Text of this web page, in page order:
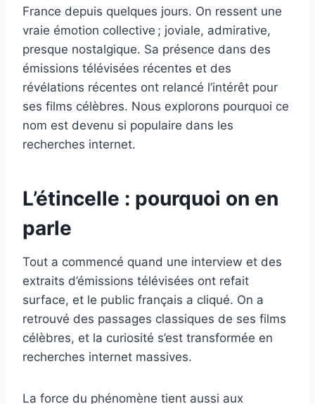
France depuis quelques jours. On ressent une
vraie émotion collective ; joviale, admirative,
presque nostalgique. Sa présence dans des
émissions télévisées récentes et des
révélations récentes ont relancé l’intérêt pour
ses films célèbres. Nous explorons pourquoi ce
nom est devenu si populaire dans les
recherches internet.
L’étincelle : pourquoi on en
parle
Tout a commencé quand une interview et des
extraits d’émissions télévisées ont refait
surface, et le public français a cliqué. On a
retrouvé des passages classiques de ses films
célèbres, et la curiosité s’est transformée en
recherches internet massives.
La force du phénomène tient aussi aux